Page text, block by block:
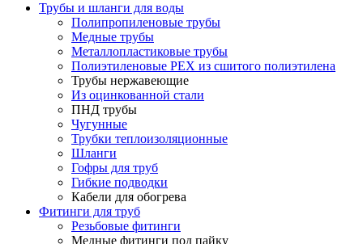
Трубы и шланги для воды
Полипропиленовые трубы
Медные трубы
Металлопластиковые трубы
Полиэтиленовые PEX из сшитого полиэтилена
Трубы нержавеющие
Из оцинкованной стали
ПНД трубы
Чугунные
Трубки теплоизоляционные
Шланги
Гофры для труб
Гибкие подводки
Кабели для обогрева
Фитинги для труб
Резьбовые фитинги
Медные фитинги под пайку